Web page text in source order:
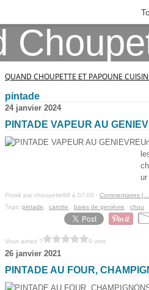
QUAND CHOUPETTE ET PAPOUNE
pintade
24 janvier 2024
PINTADE VAPEUR AU
ur
Posté par choupette88 à 07:00 - Commentaires [
Tags: pintade carotte baies de genièvre chou
Vous aimez ? 0 vote
26 janvier 2021
PINTADE AU FOUR,